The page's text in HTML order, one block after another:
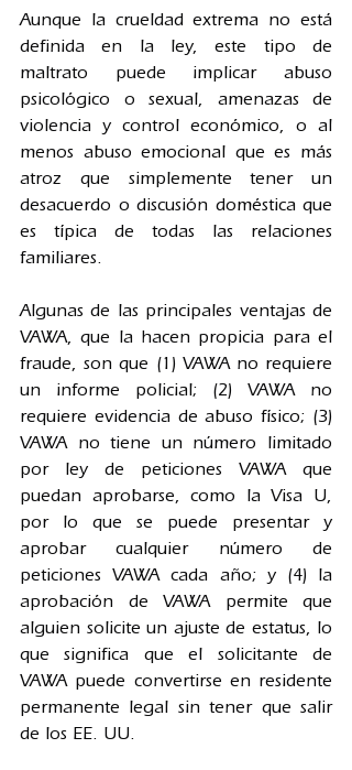
Aunque la crueldad extrema no está
definida en la ley, este tipo de
maltrato puede implicar abuso
psicológico o sexual, amenazas de
violencia y control económico, o al
menos abuso emocional que es más
atroz que simplemente tener un
desacuerdo o discusión doméstica que
es típica de todas las relaciones
familiares.
Algunas de las principales ventajas de
VAWA, que la hacen propicia para el
fraude, son que (1) VAWA no requiere
un informe policial; (2) VAWA no
requiere evidencia de abuso físico; (3)
VAWA no tiene un número limitado
por ley de peticiones VAWA que
puedan aprobarse, como la Visa U,
por lo que se puede presentar y
aprobar cualquier número de
peticiones VAWA cada año; y (4) la
aprobación de VAWA permite que
alguien solicite un ajuste de estatus, lo
que significa que el solicitante de
VAWA puede convertirse en residente
permanente legal sin tener que salir
de los EE. UU.